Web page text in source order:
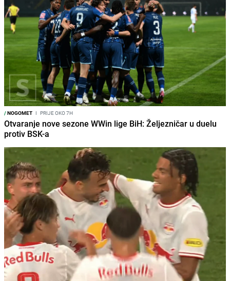
/NOGOMET I PRIJE OKO 7H
Otvaranje nove sezone WWin lige BiH: Željezničar u duelu
protiv BSK-a